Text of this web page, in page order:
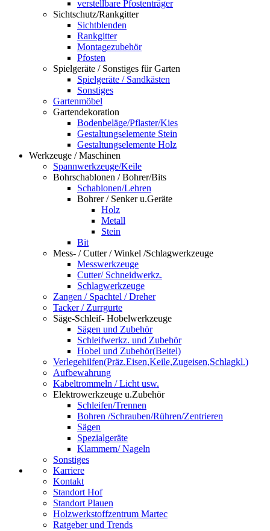
verstellbare Pfostenträger
Sichtschutz/Rankgitter
Sichtblenden
Rankgitter
Montagezubehör
Pfosten
Spielgeräte / Sonstiges für Garten
Spielgeräte / Sandkästen
Sonstiges
Gartenmöbel
Gartendekoration
Bodenbeläge/Pflaster/Kies
Gestaltungselemente Stein
Gestaltungselemente Holz
Werkzeuge / Maschinen
Spannwerkzeuge/Keile
Bohrschablonen / Bohrer/Bits
Schablonen/Lehren
Bohrer / Senker u.Geräte
Holz
Metall
Stein
Bit
Mess- / Cutter / Winkel /Schlagwerkzeuge
Messwerkzeuge
Cutter/ Schneidwerkz.
Schlagwerkzeuge
Zangen / Spachtel / Dreher
Tacker / Zurrgurte
Säge-Schleif- Hobelwerkzeuge
Sägen und Zubehör
Schleifwerkz. und Zubehör
Hobel und Zubehör(Beitel)
Verlegehilfen(Präz.Eisen,Keile,Zugeisen,Schlagkl.)
Aufbewahrung
Kabeltrommeln / Licht usw.
Elektrowerkzeuge u.Zubehör
Schleifen/Trennen
Bohren /Schrauben/Rühren/Zentrieren
Sägen
Spezialgeräte
Klammern/ Nageln
Sonstiges
Karriere
Kontakt
Standort Hof
Standort Plauen
Holzwerkstoffzentrum Martec
Ratgeber und Trends